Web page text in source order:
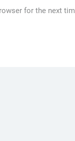
for the next